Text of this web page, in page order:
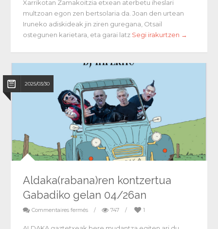
Xarrikotan Zamakoitzia etxean aterbetu iheslari
multzoan egon zen bertsolaria da. Joan den urtean
Iruneko adiskideak jin ziren guregana, Otsail
ostegunen karietara, eta garai latz Segi irakurtzen →
2025/03/30
Aldaka(rabana)ren kontzertua
Gabadiko gelan 04/26an
Commentaires fermés / 747 / 1